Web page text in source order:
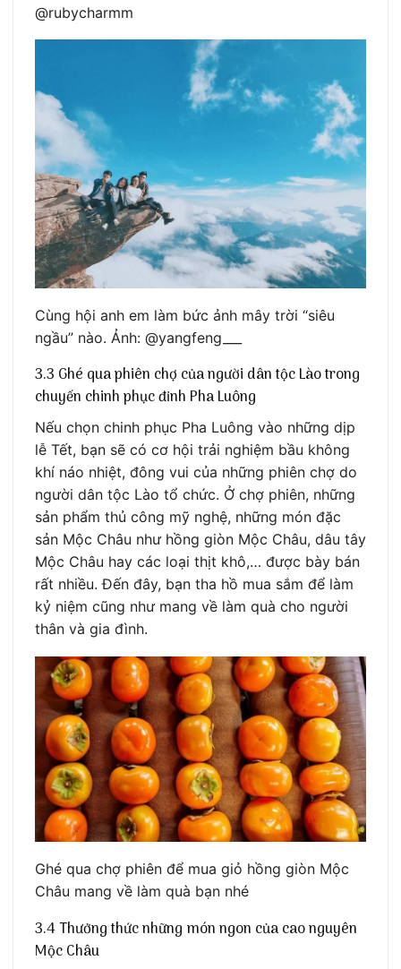
@rubycharmm
Cùng hội anh em làm bức ảnh mây trời “siêu
ngầu” nào. Ảnh: @yangfeng___
3.3 Ghé qua phiên chợ của người dân tộc Lào trong
chuyến chinh phục đỉnh Pha Luông
Nếu chọn chinh phục Pha Luông vào những dịp
lễ Tết, bạn sẽ có cơ hội trải nghiệm bầu không
khí náo nhiệt, đông vui của những phiên chợ do
người dân tộc Lào tổ chức. Ở chợ phiên, những
sản phẩm thủ công mỹ nghệ, những món đặc
sản Mộc Châu như hồng giòn Mộc Châu, dâu tây
Mộc Châu hay các loại thịt khô,… được bày bán
rất nhiều. Đến đây, bạn tha hồ mua sắm để làm
kỷ niệm cũng như mang về làm quà cho người
thân và gia đình.
Ghé qua chợ phiên để mua giỏ hồng giòn Mộc
Châu mang về làm quà bạn nhé
3.4 Thưởng thức những món ngon của cao nguyên
Mộc Châu